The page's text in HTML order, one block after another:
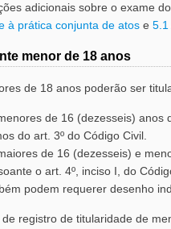
adicionais sobre o exame
à prática conjunta de atos e 5.1
menor de 18 anos
de 18 anos poderão ser
de 16 (dezesseis) anos
do art. 3º do Código Civil.
de 16 (dezesseis) e
o art. 4º, inciso I, do
podem requerer desenho
de registro de titularidade de